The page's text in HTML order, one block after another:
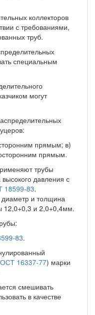
коллекторов
с требованиями,
труб.
специальным
могут
прямым; в)
прямым.
трубы
давления с
18599-83.
и толщина
12,0+0,3 и 2,0+0,4мм.
83.
16337-77) марки
смешивать
в качестве